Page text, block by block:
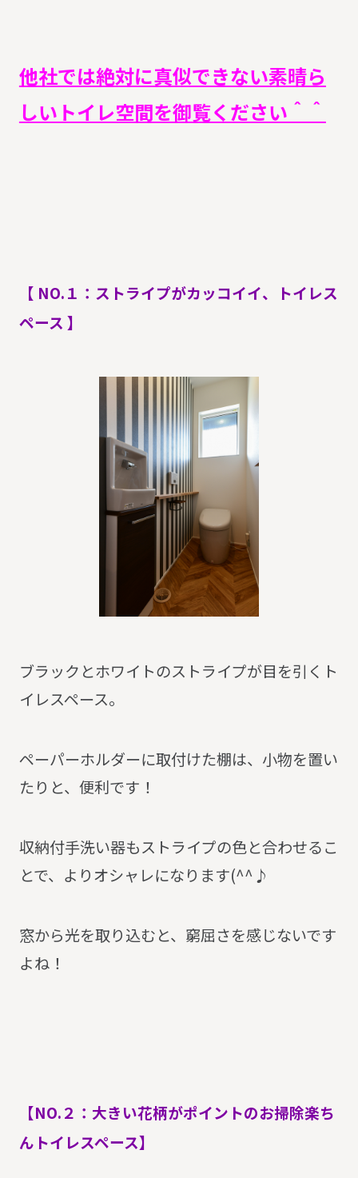
他社では絶対に真似できない素晴ら
しいトイレ空間を御覧ください＾＾
【 NO.１：ストライプがカッコイイ、トイレス
ペース 】
ブラックとホワイトのストライプが目を引くト
イレスペース。
ペーパーホルダーに取付けた棚は、小物を置い
たりと、便利です！
収納付手洗い器もストライプの色と合わせるこ
とで、よりオシャレになります(^^♪
窓から光を取り込むと、窮屈さを感じないです
よね！
【NO.２：大きい花柄がポイントのお掃除楽ち
んトイレスペース】